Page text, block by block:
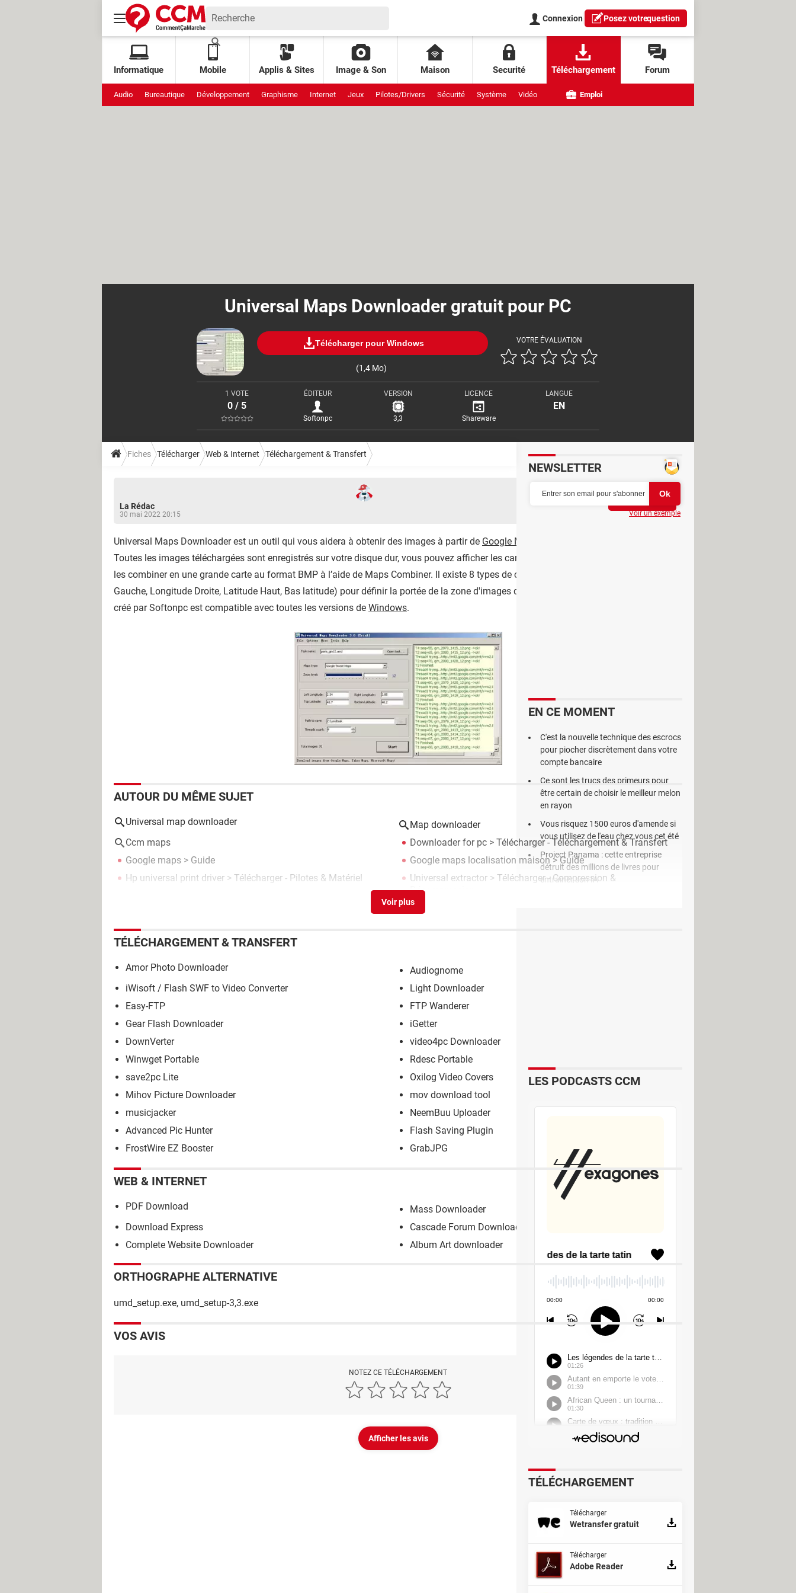
Connexion Posez votrequestion
Informatique Mobile Applis & Sites Image & Son Maison Securité Téléchargement Forum
Audio Bureautique Développement Graphisme Internet Jeux Pilotes/Drivers Sécurité Système Vidéo Emploi
Universal Maps Downloader gratuit pour PC
Télécharger pour Windows
(1,4 Mo)
VOTRE ÉVALUATION
1 VOTE
0 / 5
ÉDITEUR
Softonpc
VERSION
3,3
LICENCE
Shareware
LANGUE
EN
Fiches Télécharger Web & Internet Téléchargement & Transfert
La Rédac
30 mai 2022 20:15
Universal Maps Downloader est un outil qui vous aidera à obtenir des images à partir de Google Maps
Toutes les images téléchargées sont enregistrés sur votre disque dur, vous pouvez afficher les cartes téléchargées avec Maps Viewer ou
les combiner en une grande carte au format BMP à l’aide de Maps Combiner. Il existe 8 types de cartes, et 4 paramètres (Longitude
Gauche, Longitude Droite, Latitude Haut, Bas latitude) pour définir la portée de la zone d'images que vous voulez télécharger. Cet outil
créé par Softonpc est compatible avec toutes les versions de Windows.
AUTOUR DU MÊME SUJET
Universal map downloader
Map downloader
Ccm maps
Downloader for pc > Télécharger - Téléchargement & Transfert
Google maps > Guide Google maps localisation maison> Guide
Hp universal print driver > Télécharger - Pilotes & Matériel Universal extractor > Télécharger - Compression &
Décompression
TÉLÉCHARGEMENT & TRANSFERT
Amor Photo Downloader
Audiognome
iWisoft / Flash SWF to Video Converter
Light Downloader
Easy-FTP
FTP Wanderer
Gear Flash Downloader
iGetter
DownVerter
video4pc Downloader
Winwget Portable
Rdesc Portable
save2pc Lite
Oxilog Video Covers
Mihov Picture Downloader
mov download tool
musicjacker
NeemBuu Uploader
Advanced Pic Hunter
Flash Saving Plugin
FrostWire EZ Booster
GrabJPG
WEB & INTERNET
PDF Download
Mass Downloader
Download Express
Cascade Forum Downloader
Complete Website Downloader
Album Art downloader
ORTHOGRAPHE ALTERNATIVE
umd_setup.exe, umd_setup-3,3.exe
VOS AVIS
NOTEZ CE TÉLÉCHARGEMENT
Afficher les avis
NEWSLETTER
Voir un exemple
EN CE MOMENT
C'est la nouvelle technique des escrocs
pour piocher discrètement dans votre
compte bancaire
Ce sont les trucs des primeurs pour
être certain de choisir le meilleur melon
en rayon
Vous risquez 1500 euros d'amende si
vous utilisez de l'eau chez vous cet été
Project Panama : cette entreprise
détruit des millions de livres pour
entraîner son IA
LES PODCASTS CCM
TÉLÉCHARGEMENT
Télécharger
Wetransfer gratuit
Télécharger
Adobe Reader